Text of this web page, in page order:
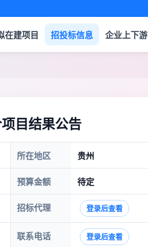
在建项目 招投标信息 企业上下游
目结果公告
所在地区 贵州
预算金额 待定
招标代理 登录后查看
联系电话 登录后查看